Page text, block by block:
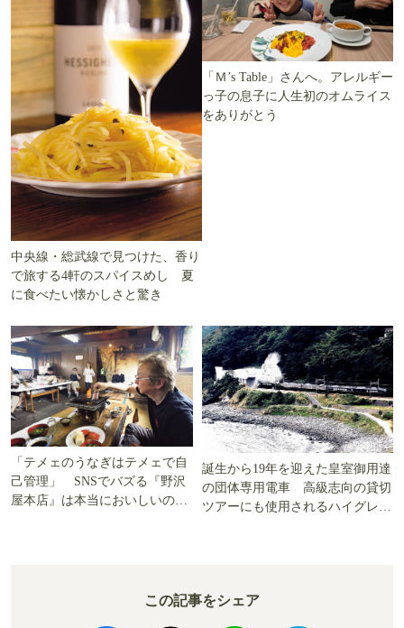
中央線・総武線で見つけた、香り
で旅する4軒のスパイスめし 夏
に食べたい懐かしさと驚き
「Ｍ’s Table」さんへ。アレルギー
っ子の息子に人生初のオムライス
をありがとう
「テメェのうなぎはテメェで自
己管理」 SNSでバズる『野沢
屋本店』は本当においしいの
誕生から19年を迎えた皇室御用達
の団体専用電車 高級志向の貸切
ツアーにも使用されるハイグレー
この記事をシェア